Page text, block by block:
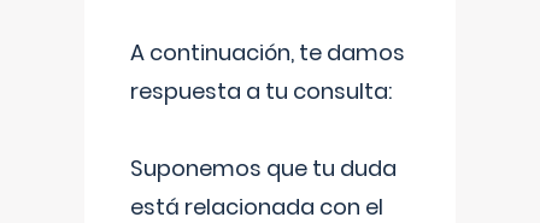
A continuación, te damos
respuesta a tu consulta:
Suponemos que tu duda
está relacionada con el